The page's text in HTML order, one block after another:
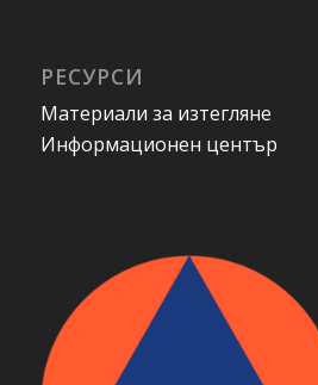
РЕСУРСИ
Материали за изтегляне
Информационен център